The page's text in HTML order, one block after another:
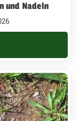
und Nadeln